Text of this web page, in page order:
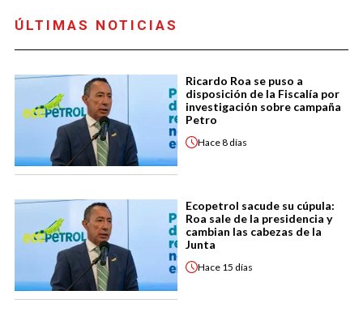
ÚLTIMAS NOTICIAS
Ricardo Roa se puso a
disposición de la Fiscalía por
investigación sobre campaña
Petro
Hace8 días
Ecopetrol sacude su cúpula:
Roa sale de la presidencia y
cambian las cabezas de la
Junta
Hace 15 días